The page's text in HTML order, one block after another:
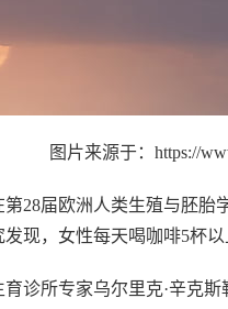
图片来源于：https://
28届欧洲人类生殖与胚
现，女性每天喝咖啡5杯以
所专家乌尔里克·辛克斯